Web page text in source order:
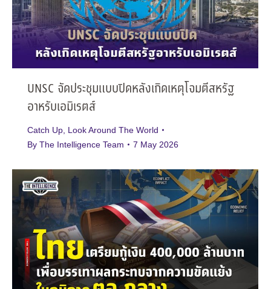
UNSC จัดประชุมแบบปิดหลังเกิดเหตุโจมตีสหรัฐ
อาหรับเอมิเรตส์
Catch Up Look Around The World
By The Intelligence Team 7 May 2026